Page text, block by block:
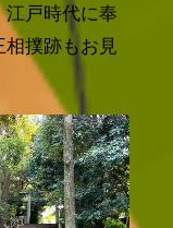
戸時代に奉
撲跡もお見